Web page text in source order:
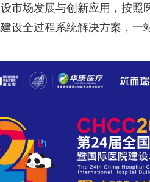
市场发展与创新应用，按照
设全过程系统解决方案，一